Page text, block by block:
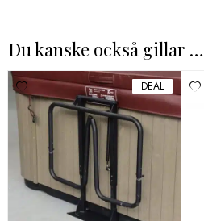
Du kanske också gillar …
DEAL